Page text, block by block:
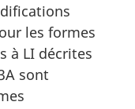
les formes
à LI décrites
sont